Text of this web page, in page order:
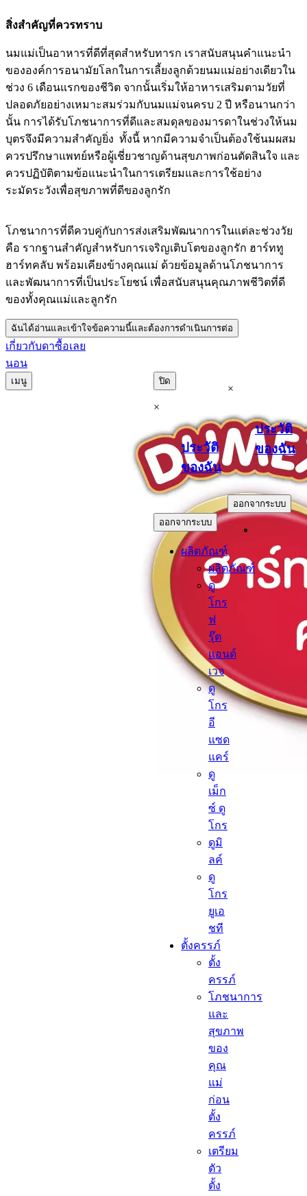
สิ่งสำคัญที่ควรทราบ
นมแม่เป็นอาหารที่ดีที่สุดสำหรับทารก เราสนับสนุนคำแนะนำ
ขององค์การอนามัยโลกในการเลี้ยงลูกด้วยนมแม่อย่างเดียวใน
ช่วง 6 เดือนแรกของชีวิต จากนั้นเริ่มให้อาหารเสริมตามวัยที่
ปลอดภัยอย่างเหมาะสมร่วมกับนมแม่จนครบ 2 ปี หรือนานกว่า
นั้น การได้รับโภชนาการที่ดีและสมดุลของมารดาในช่วงให้นม
บุตรจึงมีความสำคัญยิ่ง ทั้งนี้ หากมีความจำเป็นต้องใช้นมผสม
ควรปรึกษาแพทย์หรือผู้เชี่ยวชาญด้านสุขภาพก่อนตัดสินใจ และ
ควรปฏิบัติตามข้อแนะนำในการเตรียมและการใช้อย่าง
ระมัดระวังเพื่อสุขภาพที่ดีของลูกรัก
โภชนาการที่ดีควบคู่กับการส่งเสริมพัฒนาการในแต่ละช่วงวัย
คือ รากฐานสำคัญสำหรับการเจริญเติบโตของลูกรัก ฮาร์ททู
ฮาร์ทคลับ พร้อมเคียงข้างคุณแม่ ด้วยข้อมูลด้านโภชนาการ
และพัฒนาการที่เป็นประโยชน์ เพื่อสนับสนุนคุณภาพชีวิตที่ดี
ของทั้งคุณแม่และลูกรัก
ฉันได้อ่านและเข้าใจข้อความนี้และต้องการดำเนินการต่อ
เกี่ยวกับดา
นอน
ซื้อเลย
เมนู ปิด
×
ประวัติ
ของฉัน
.
ออกจากระบบ
ผลิตภัณฑ์
ผลิตภัณฑ์
ดู
โกร
ฟ
รุ๊ต
แอนด์
เวจ
ดู
โกร
อี
แซด
แคร์
ดู
เม็ก
ซ์ ดู
โกร
ดูมิ
ลค์
ดู
โกร
ยูเอ
ชที
ตั้งครรภ์​
ตั้ง
ครรภ์​
โภชนาการ
และ
สุขภาพ
ของ
คุณ
แม่
ก่อน
ตั้ง
ครรภ์
เตรียม
ตัว
ตั้ง
×
ประวัติ
ของฉัน
.
ออกจากระบบ